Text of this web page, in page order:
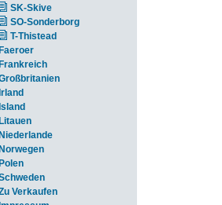
SK-Skive
SO-Sonderborg
T-Thistead
Faeroer
Frankreich
Irland
Island
Litauen
Niederlande
Norwegen
Polen
Verkaufen